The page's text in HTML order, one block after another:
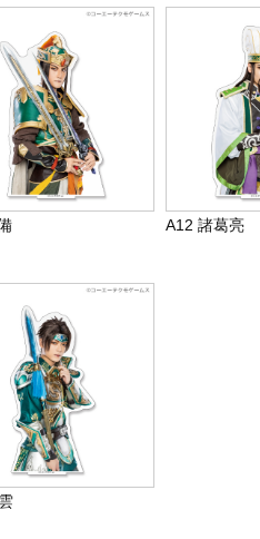
A12 諸葛亮